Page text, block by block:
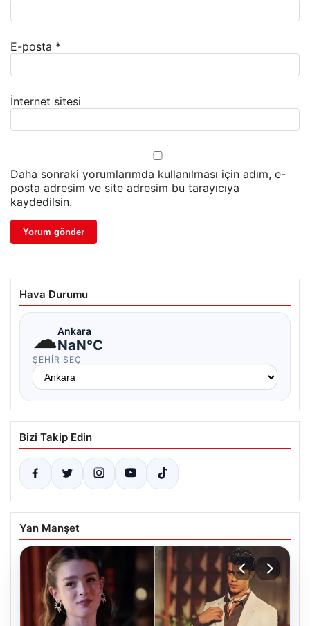
E-posta *
İnternet sitesi
Daha sonraki yorumlarımda kullanılması için adım, e-
posta adresim ve site adresim bu tarayıcıya
kaydedilsin.
Hava Durumu
☁Ankara
NaN°C
ŞEHIR SEÇ
Bizi Takip Edin
Yan Manşet